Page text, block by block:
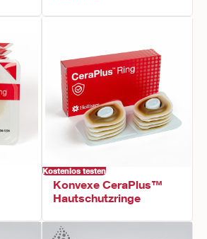
Kostenlos testen
Konvexe CeraPlus™
Hautschutzringe